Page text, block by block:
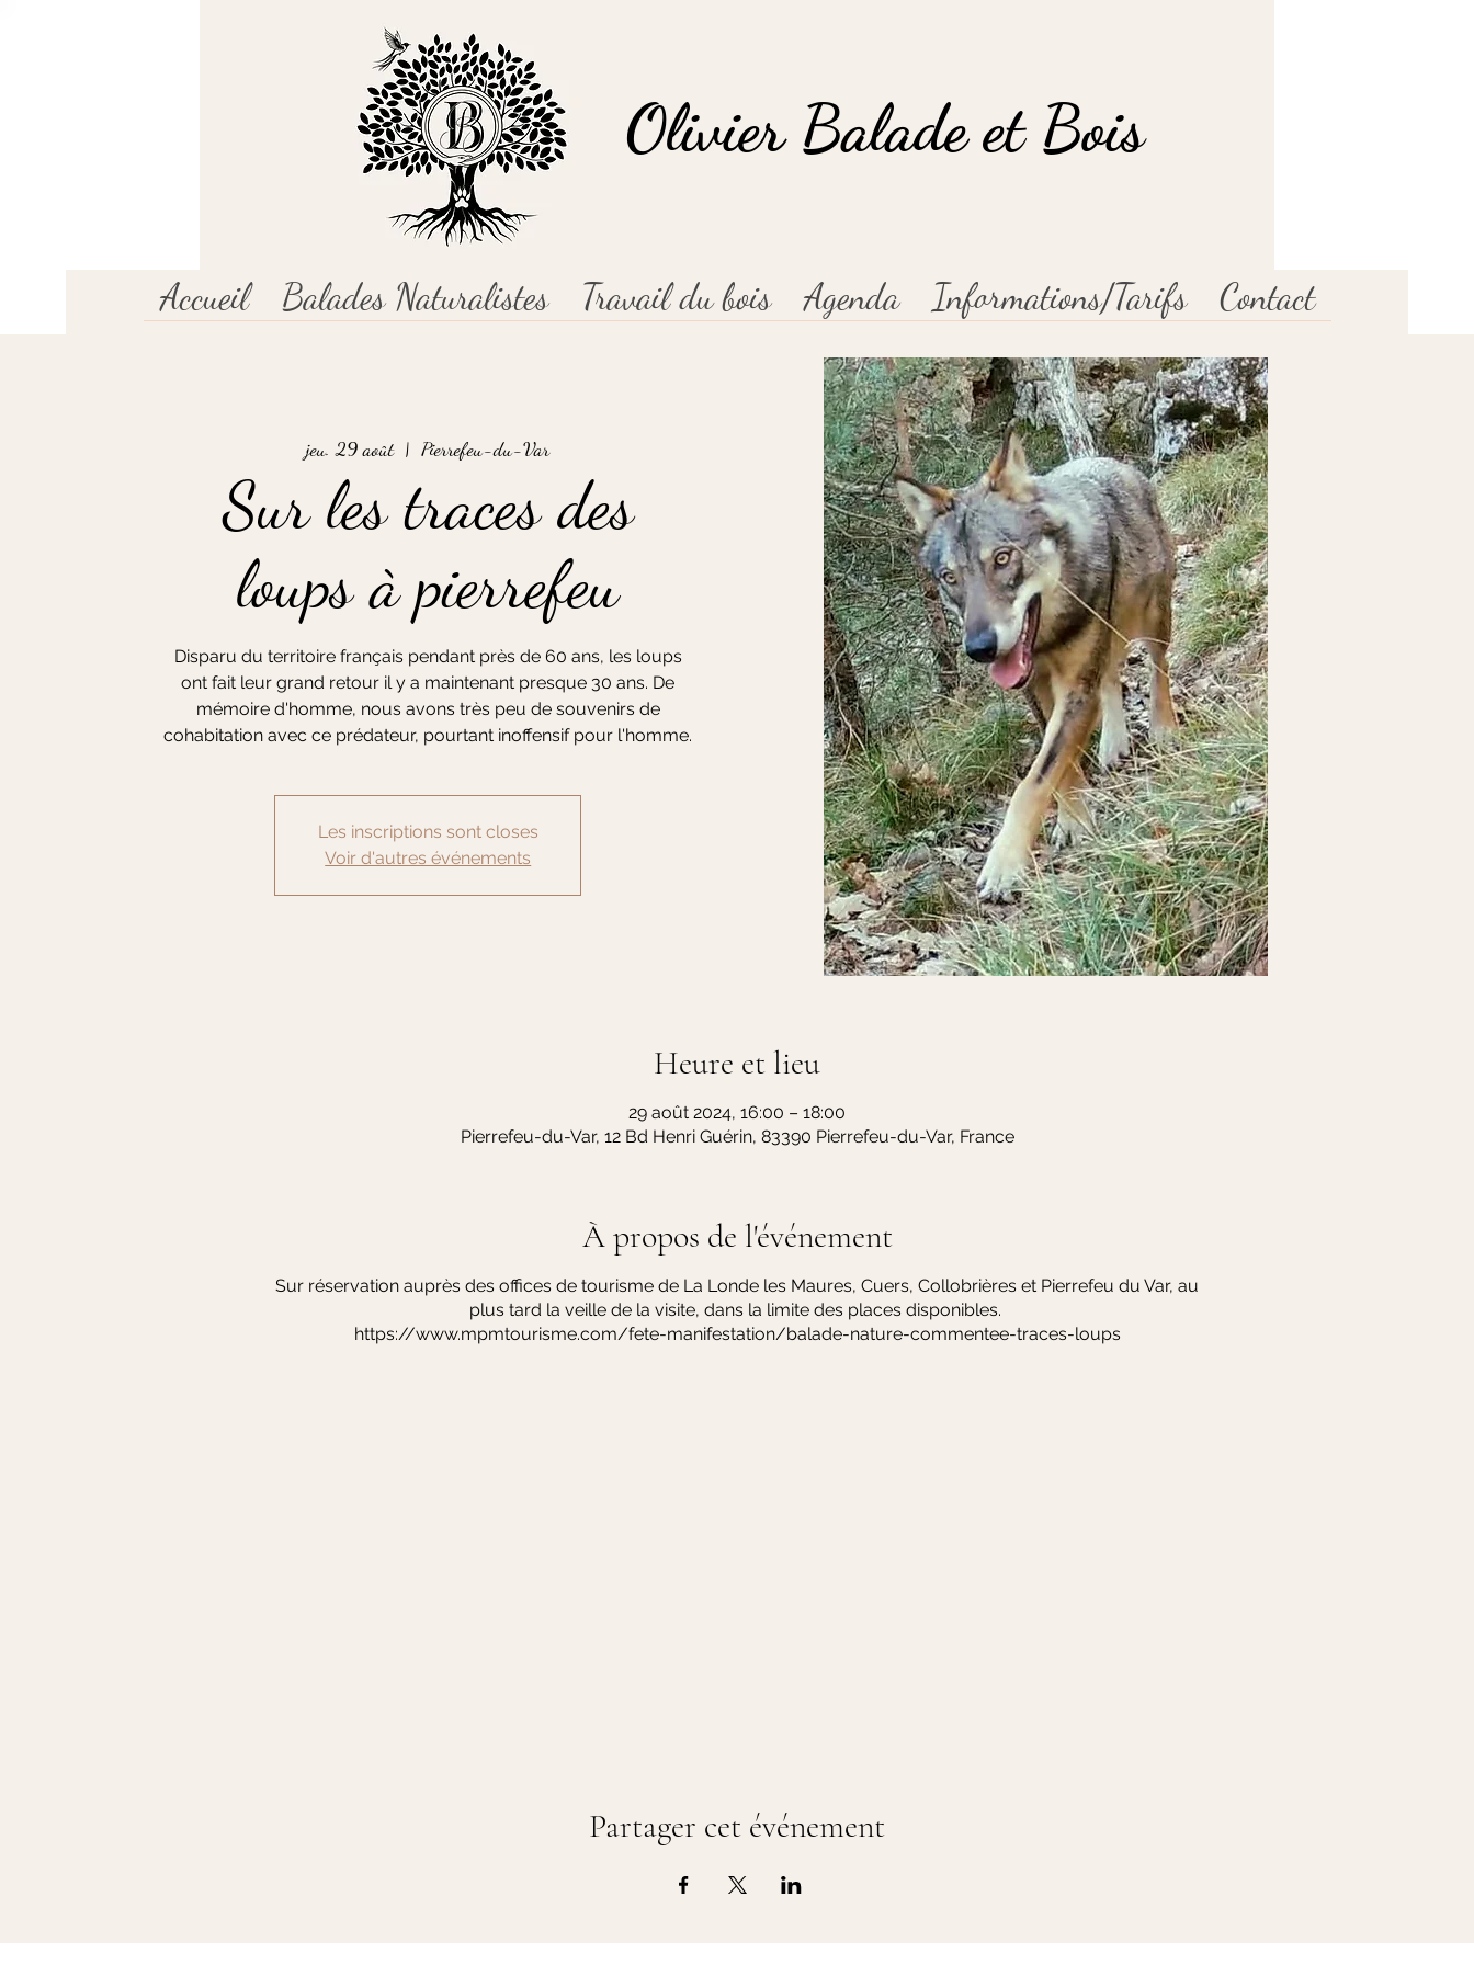
Olivier Balade et Bois
Accueil Balades Naturalistes Travail du bois Agenda Informations/Tarifs Contact
jeu. 29 août
  |
Pierrefeu-du-Var
Sur les traces des
loups à pierrefeu
Disparu du territoire français pendant près de 60 ans, les loups
ont fait leur grand retour il y a maintenant presque 30 ans. De
mémoire d'homme, nous avons très peu de souvenirs de
cohabitation avec ce prédateur, pourtant inoffensif pour l'homme.
Les inscriptions sont closes
Voir d'autres événements
Heure et lieu
29 août 2024, 16:00 – 18:00
Pierrefeu-du-Var, 12 Bd Henri Guérin, 83390 Pierrefeu-du-Var, France
À propos de l'événement
Sur réservation auprès des offices de tourisme de La Londe les Maures, Cuers, Collobrières et Pierrefeu du Var, au
plus tard la veille de la visite, dans la limite des places disponibles.
https://www.mpmtourisme.com/fete-manifestation/balade-nature-commentee-traces-loups
Partager cet événement